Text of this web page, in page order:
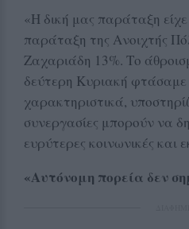
«Η δική μας παράταξη
παράταξη της Ανοιχτής
Ζαχαριάδη 13%. Το
δεύτερη Κυριακή
χαρακτηριστικά,
συνεργασίες μπορούν να
ευρύτερες κοινωνικές και
«Αυτόνομη πορεία δεν